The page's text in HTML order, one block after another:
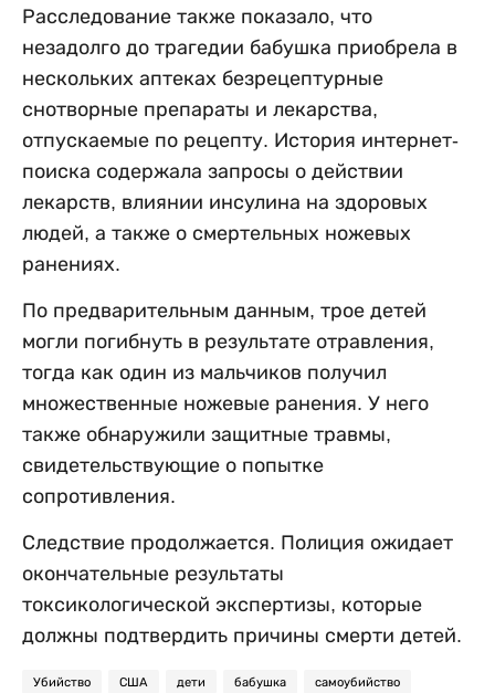
Расследование также показало, что
незадолго до трагедии бабушка приобрела в
нескольких аптеках безрецептурные
снотворные препараты и лекарства,
отпускаемые по рецепту. История интернет-
поиска содержала запросы о действии
лекарств, влиянии инсулина на здоровых
людей, а также о смертельных ножевых
ранениях.
По предварительным данным, трое детей
могли погибнуть в результате отравления,
тогда как один из мальчиков получил
множественные ножевые ранения. У него
также обнаружили защитные травмы,
свидетельствующие о попытке
сопротивления.
Следствие продолжается. Полиция ожидает
окончательные результаты
токсикологической экспертизы, которые
должны подтвердить причины смерти детей.
Убийство США дети бабушка самоубийство